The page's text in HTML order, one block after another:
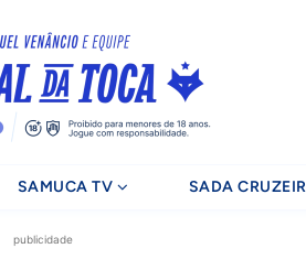
SAMUCA TV SADA
publicidade